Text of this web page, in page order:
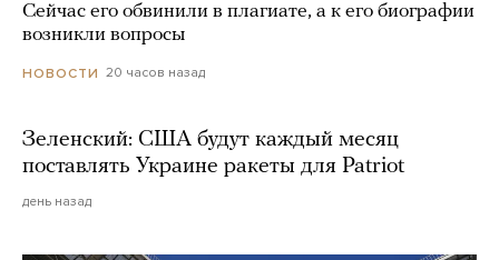
Сейчас его обвинили в плагиате, а к его биографии
возникли вопросы
НОВОСТИ 20 часов назад
Зеленский: США будут каждый месяц
поставлять Украине ракеты для Patriot
день назад